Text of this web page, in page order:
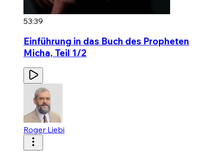
53:39
Einführung in das Buch des Propheten
Micha, Teil 1/2
Roger Liebi